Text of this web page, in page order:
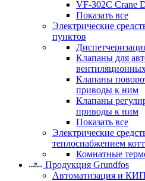
VF-302C Crane
Показать все
Электрические
пунктов
Клапаны для
Клапаны
приводы к ним
Клапаны
приводы к ним
Показать все
Электрические
теплоснабжением
Комнатные
Продукция Grundfos
Автоматизация и